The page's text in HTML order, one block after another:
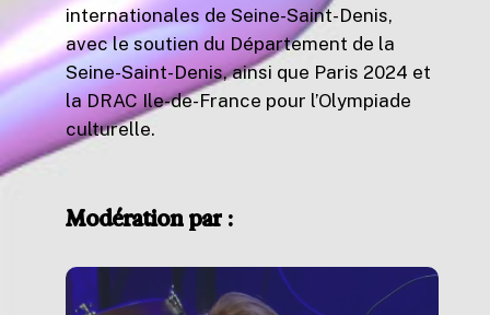
internationales de Seine-Saint-Denis,
avec le soutien du Département de la
Seine-Saint-Denis, ainsi que Paris 2024 et
la DRAC Ile-de-France pour l’Olympiade
culturelle.
Modération par :